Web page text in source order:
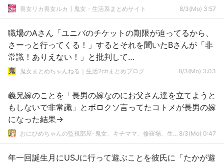
喪女リカ喪女ルカ┃鬼女・生活系まとめサイト 8/3(Mo) 3:57
職場のAさん「ユニバのチケットの期限が迫ってるから、
さーっと行ってくる！」するとそれを聞いたBさんが「非
常識！ありえない！」と批判して…
鬼女まとめちゃんねる｜生活2chまとめブログ 8/3(Mo) 3:03
義兄嫁のことを「長男の嫁なのにお父さん達を立てようと
もしないで非常識」とボロクソ言ってたコトメが長男の嫁
になった結果→
おにひめちゃんの監視部屋-鬼女、キチママ、修羅場、生活まとめ- 8/3(Mo) 0:47
年一回誕生月にUSJに行って遊ぶことを彼氏に「たかが遊